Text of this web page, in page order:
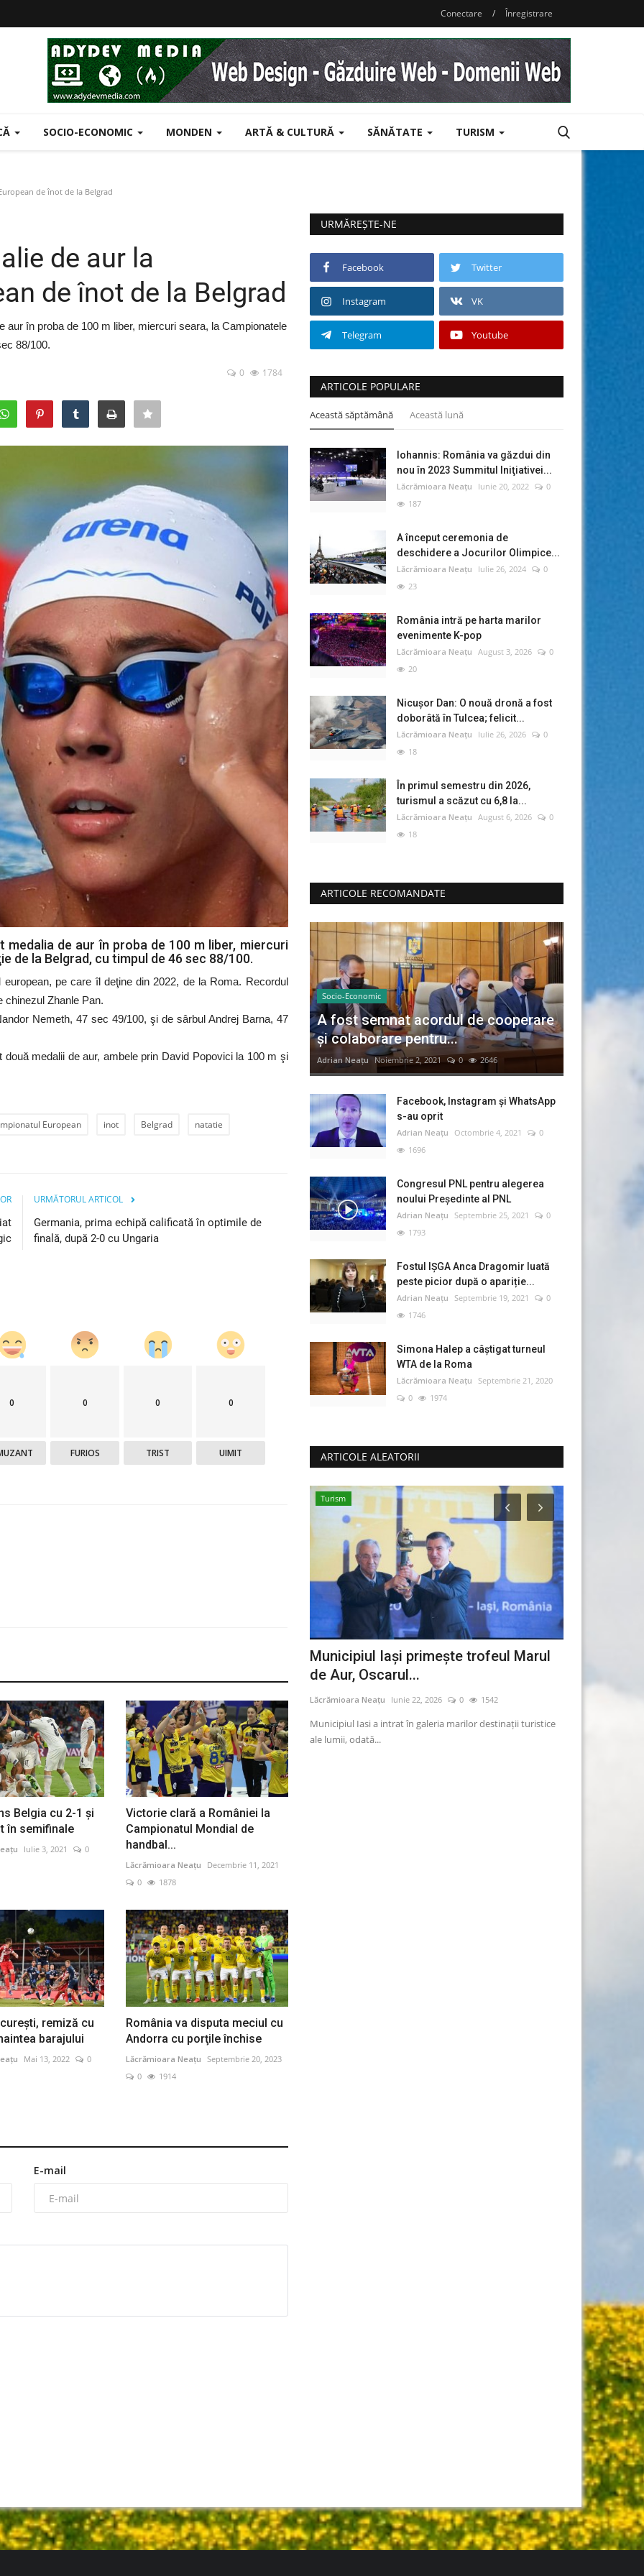
Conectare / Înregistrare
SOCIO-ECONOMIC MONDEN ARTĂ & CULTURĂ SĂNĂTATE TURISM
de înot de la Belgrad
de aur la
de înot de la Belgrad
în proba de 100 m liber, miercuri seara, la Campionatele
88/100.
0 1784
de aur în proba de 100 m liber, miercuri
de la Belgrad, cu timpul de 46 sec 88/100.
pe care îl deţine din 2022, de la Roma. Recordul
chinezul Zhanle Pan.
Nemeth, 47 sec 49/100, şi de sârbul Andrej Barna, 47
medalii de aur, ambele prin David Popovici la 100 m şi
European inot Belgrad natatie
URMĂTORUL ARTICOL
Germania, prima echipă calificată în optimile de
finală, după 2-0 cu Ungaria
0 0
FURIOS
0
TRIST
0
UIMIT
Belgia cu 2-1 şi
în semifinale
Iulie 3, 2021
0
Victorie clară a României la
Campionatul Mondial de
handbal...
Lăcrămioara Neațu
Decembrie 11, 2021
0
1878
remiză cu
barajului
Mai 13, 2022
0
România va disputa meciul cu
Andorra cu porţile închise
Lăcrămioara Neațu
Septembrie 20, 2023
0
1914
E-mail
URMĂREȘTE-NE
Facebook Twitter
Instagram VK
Telegram Youtube
ARTICOLE POPULARE
Această săptămână Această lună
Iohannis: România va găzdui din
nou în 2023 Summitul Iniţiativei...
Lăcrămioara Neațu Iunie 20, 2022
0
187
A început ceremonia de
deschidere a Jocurilor Olimpice...
Lăcrămioara Neațu Iulie 26, 2024
0
23
România intră pe harta marilor
evenimente K-pop
Lăcrămioara Neațu August 3, 2026
0
20
Nicușor Dan: O nouă dronă a fost
doborâtă în Tulcea; felicit...
Lăcrămioara Neațu Iulie 26, 2026
0
18
În primul semestru din 2026,
turismul a scăzut cu 6,8 la...
Lăcrămioara Neațu August 6, 2026
0
18
ARTICOLE RECOMANDATE
Socio-Economic
A fost semnat acordul de cooperare
și colaborare pentru...
Adrian Neațu Noiembrie 2, 2021 0 2646
Facebook, Instagram și WhatsApp
s-au oprit
Adrian Neațu Octombrie 4, 2021
0
1696
Congresul PNL pentru alegerea
noului Preşedinte al PNL
Adrian Neațu Septembrie 25, 2021
0
1793
Fostul IȘGA Anca Dragomir luată
peste picior după o apariție...
Adrian Neațu Septembrie 19, 2021
0
1746
Simona Halep a câştigat turneul
WTA de la Roma
Lăcrămioara Neațu Septembrie 21, 2020
0
1974
ARTICOLE ALEATORII
de
2026
Lăcrămioara Neațu August 6, 2024 0 2164
Institutul Naţional de Sănătate Publică (INSP) a informat,
marţi, că, în perioada...
Turism
Municipiul Iaşi primeşte trofeul Marul
de Aur, Oscarul...
Lăcrămioara Neațu Iunie 22, 2026 0 1542
Municipiul Iasi a intrat în galeria marilor destinaţii turistice
ale lumii, odată...